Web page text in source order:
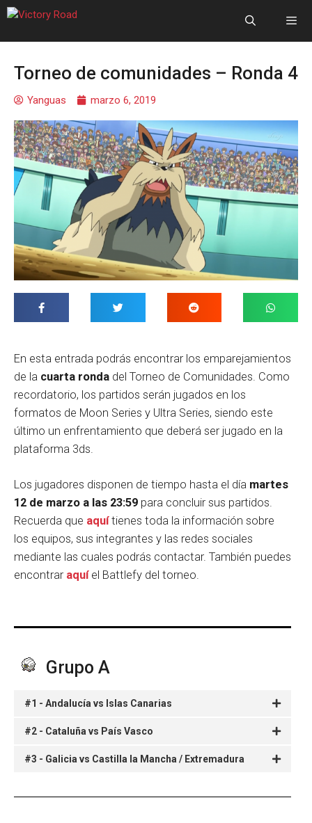
Torneo de comunidades – Ronda 4
Yanguas marzo 6, 2019
En esta entrada podrás encontrar los emparejamientos
de la cuarta ronda del Torneo de Comunidades. Como
recordatorio, los partidos serán jugados en los
formatos de Moon Series y Ultra Series, siendo este
último un enfrentamiento que deberá ser jugado en la
plataforma 3ds.
Los jugadores disponen de tiempo hasta el día martes
12 de marzo a las 23:59 para concluir sus partidos.
Recuerda que aquítienes toda la información sobre
los equipos, sus integrantes y las redes sociales
mediante las cuales podrás contactar. También puedes
encontrar aquíel Battlefy del torneo.
Grupo A
#1 - Andalucía vs Islas Canarias
#2 - Cataluña vs País Vasco
#3 - Galicia vs Castilla la Mancha / Extremadura